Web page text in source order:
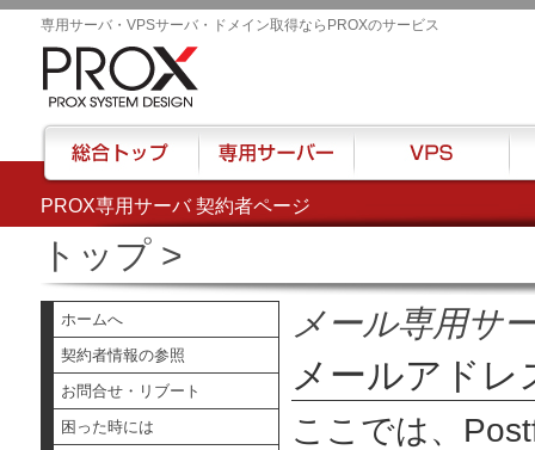
PROX専用サーバ 契約者ページ
専用サーバ・VPSサーバ・ドメイン取得ならPROXのサービス
トップ>
ホームへ
契約者情報の参照
お問合せ・リブート
困った時には
メール専用サ
メールアドレ
ここでは、
総合トップ 専用サーバー VPS ハ